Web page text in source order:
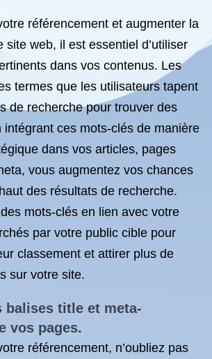
référencement et augmenter la
site web, il est essentiel d’utiliser
dans vos contenus. Les
termes que les utilisateurs tapent
de recherche pour trouver des
intégrant ces mots-clés de manière
dans vos articles, pages
vous augmentez vos chances
des résultats de recherche.
mots-clés en lien avec votre
par votre public cible pour
classement et attirer plus de
sur votre site.
balises title et meta-
vos pages.
référencement, n’oubliez pas